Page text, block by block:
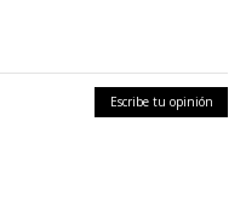
Escribe tu opinión